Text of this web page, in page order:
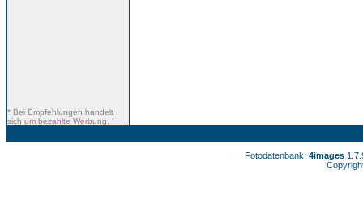
* Bei Empfehlungen handelt
sich um bezahlte Werbung.
Fotodatenbank: 4images